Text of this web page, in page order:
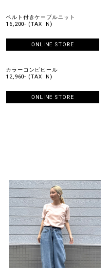
ベルト付きケーブルニット
16,200- (TAX IN)
ONLINE STORE
カラーコンビヒール
12,960- (TAX IN)
ONLINE STORE